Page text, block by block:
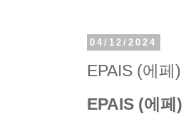
04/12/2024
EPAIS (에페)
EPAIS (에페)